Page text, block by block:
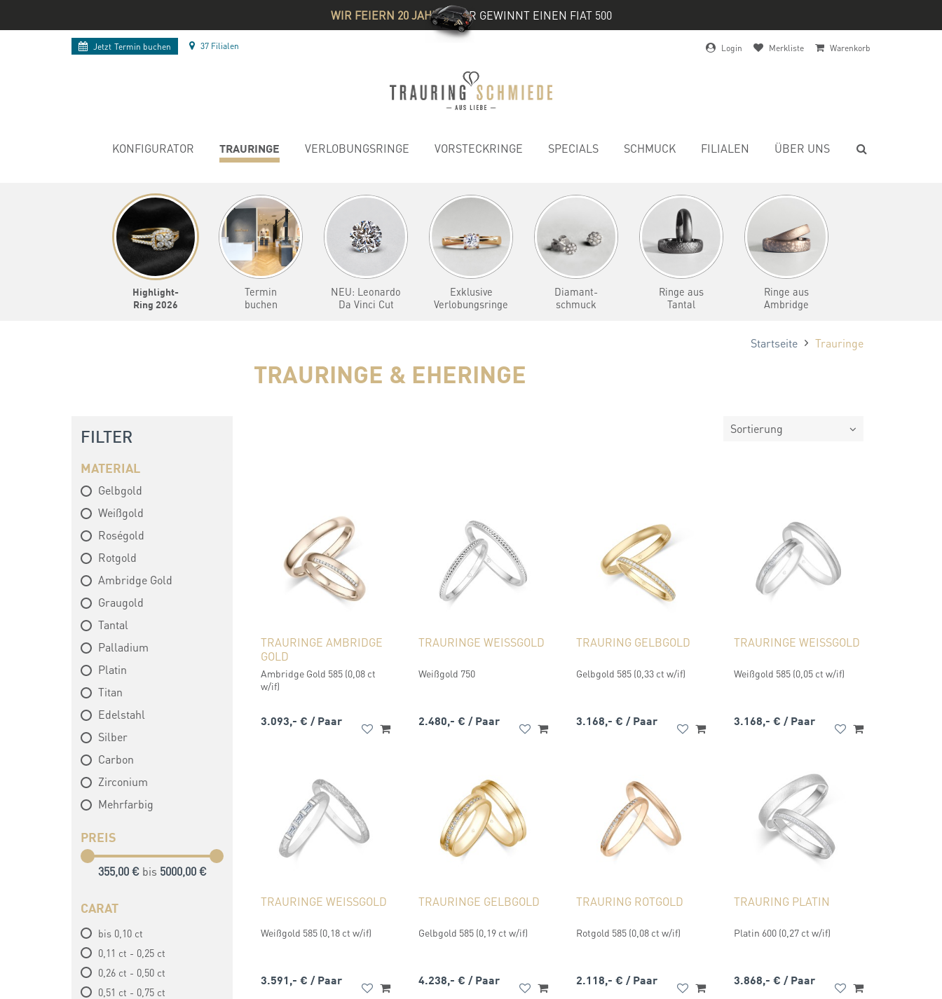
WIR FEIERN 20 JAHRE& IHR GEWINNT EINEN FIAT 500
Jetzt Termin buchen 37 Filialen Login Merkliste Warenkorb
KONFIGURATOR TRAURINGE VERLOBUNGSRINGE VORSTECKRINGE SPECIALS SCHMUCK FILIALEN ÜBER UNS
Highlight-
Ring 2026
Termin
buchen
NEU: Leonardo
Da Vinci Cut
Exklusive
Verlobungsringe
Diamant-
schmuck
Ringe aus
Tantal
Ringe aus
Ambridge
Startseite Trauringe
TRAURINGE & EHERINGE
FILTER
MATERIAL
Gelbgold
Weißgold
Roségold
Rotgold
Ambridge Gold
Graugold
Tantal
Palladium
Platin
Titan
Edelstahl
Silber
Carbon
Zirconium
Mehrfarbig
PREIS
355,00 € bis 5000,00 €
CARAT
bis 0,10 ct
0,11 ct - 0,25 ct
0,26 ct - 0,50 ct
0,51 ct - 0,75 ct
Sortierung
TRAURINGE AMBRIDGE
GOLD
Ambridge Gold 585 (0,08 ct
w/if)
3.093,- € / Paar
TRAURINGE WEISSGOLD
Weißgold 750
2.480,- € / Paar
TRAURING GELBGOLD
Gelbgold 585 (0,33 ct w/if)
3.168,- € / Paar
TRAURINGE WEISSGOLD
Weißgold 585 (0,05 ct w/if)
3.168,- € / Paar
TRAURINGE WEISSGOLD
Weißgold 585 (0,18 ct w/if)
3.591,- € / Paar
TRAURINGE GELBGOLD
Gelbgold 585 (0,19 ct w/if)
4.238,- € / Paar
TRAURING ROTGOLD
Rotgold 585 (0,08 ct w/if)
2.118,- € / Paar
TRAURING PLATIN
Platin 600 (0,27 ct w/if)
3.868,- € / Paar